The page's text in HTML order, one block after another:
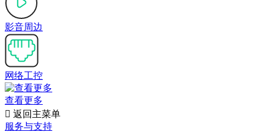
影音周边
网络工控
查看更多
 返回主菜单
服务与支持